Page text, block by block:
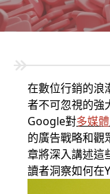
在數位行銷的浪
者不可忽視的強
Google對多媒
的廣告戰略和觀
章將深入講述這
讀者洞察如何在